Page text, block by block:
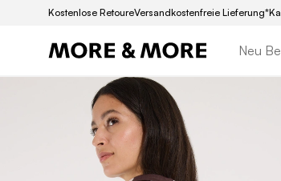
Kostenlose RetoureVersandkostenfreie Lieferung*
Neu